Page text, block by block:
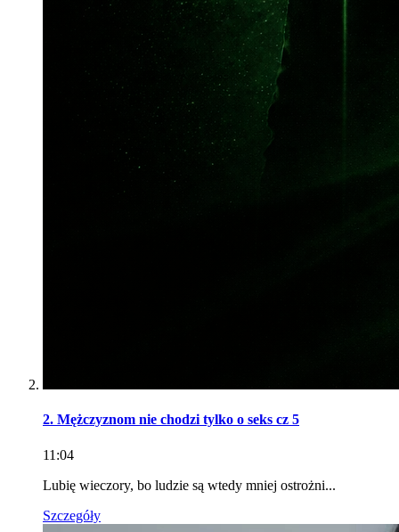
2. Mężczyznom nie chodzi tylko o seks cz 5
11:04
Lubię wieczory, bo ludzie są wtedy mniej ostrożni...
Szczegóły